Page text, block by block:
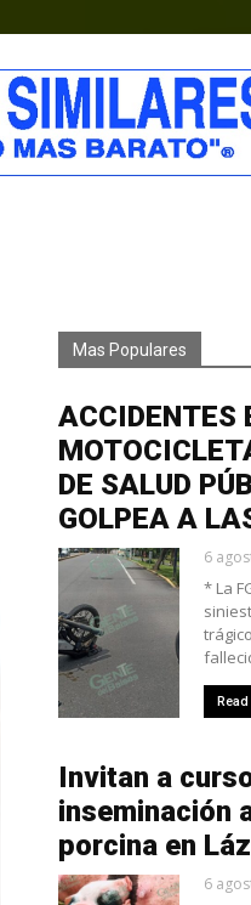
Mas Populares
ACCIDENTES
DE SALUD
GOLPEA A
6
* La
Invitan a
inseminación
porcina en
6